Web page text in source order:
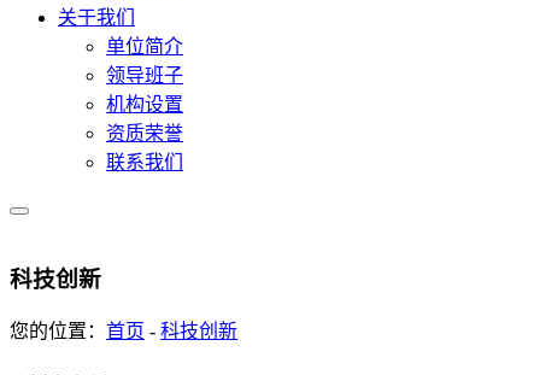
关于我们
单位简介
领导班子
机构设置
资质荣誉
联系我们
科技创新
您的位置： 首页 - 科技创新